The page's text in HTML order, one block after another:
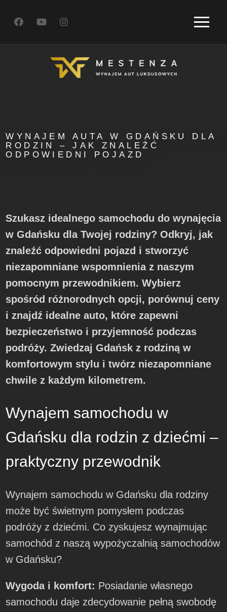
WYNAJEM AUTA W GDAŃSKU DLA
RODZIN – JAK ZNALEŹĆ
ODPOWIEDNI POJAZD
Szukasz idealnego samochodu do wynajęcia
w Gdańsku dla Twojej rodziny? Odkryj, jak
znaleźć odpowiedni pojazd i stworzyć
niezapomniane wspomnienia z naszym
pomocnym przewodnikiem. Wybierz
spośród różnorodnych opcji, porównuj ceny
i znajdź idealne auto, które zapewni
bezpieczeństwo i przyjemność podczas
podróży. Zwiedzaj Gdańsk z rodziną w
komfortowym stylu i twórz niezapomniane
chwile z każdym kilometrem.
Wynajem samochodu w
Gdańsku dla rodzin z dziećmi –
praktyczny przewodnik
Wynajem samochodu w Gdańsku dla rodziny
może być świetnym pomysłem podczas
podróży z dziećmi. Co zyskujesz wynajmując
samochód z naszą wypożyczalnią samochodów
w Gdańsku?
Wygoda i komfort: Posiadanie własnego
samochodu daje zdecydowanie pełną swobodę